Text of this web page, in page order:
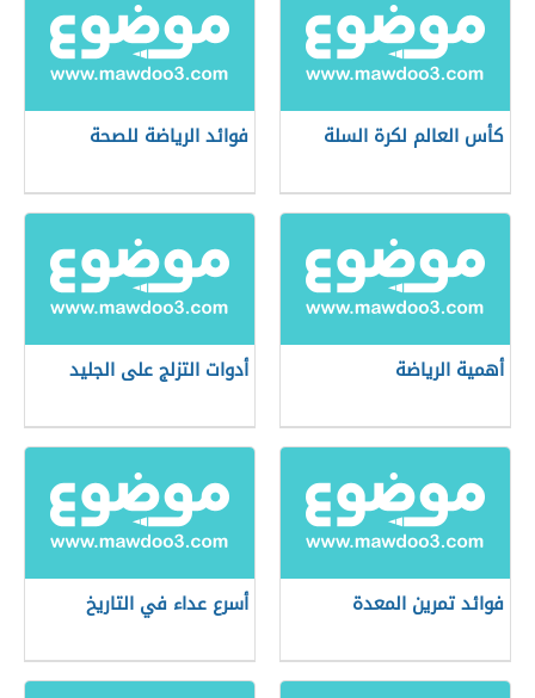
كأس العالم لكرة السلة فوائد الرياضة للصحة
أهمية الرياضة أدوات التزلج على الجليد
فوائد تمرين المعدة أسرع عداء في التاريخ